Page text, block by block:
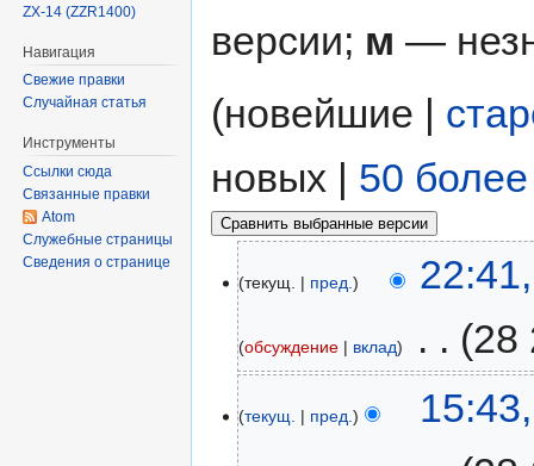
версии; м —
(новейшие |
новых | 50
текущ. пред.
обсуждение вклад 28
текущ. пред.
ZX-14 (ZZR1400)
Навигация
Свежие правки
Случайная статья
Инструменты
Ссылки сюда
Связанные правки
Atom
Служебные страницы
Сведения о странице